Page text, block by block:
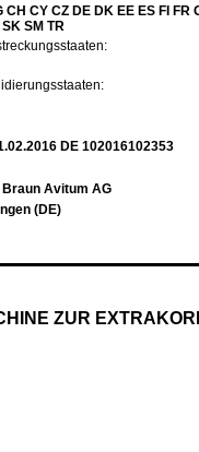
CH CY CZ DE DK EE ES FI FR
SK SM TR
DE 102016102353
Braun Avitum AG
(DE)
ZUR